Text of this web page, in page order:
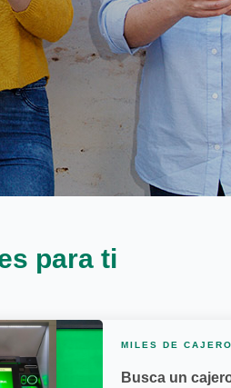
para ti
MILES DE
Busca un